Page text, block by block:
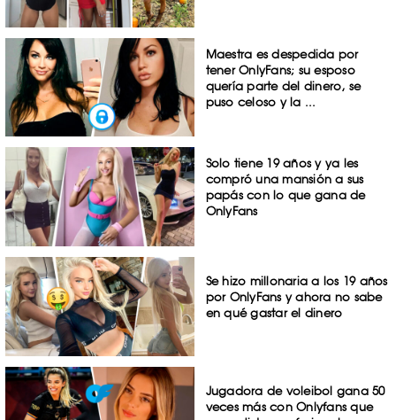
Maestra es despedida por
tener OnlyFans; su esposo
quería parte del dinero, se
puso celoso y la ...
Solo tiene 19 años y ya les
compró una mansión a sus
papás con lo que gana de
OnlyFans
Se hizo millonaria a los 19 años
por OnlyFans y ahora no sabe
en qué gastar el dinero
Jugadora de voleibol gana 50
veces más con Onlyfans que